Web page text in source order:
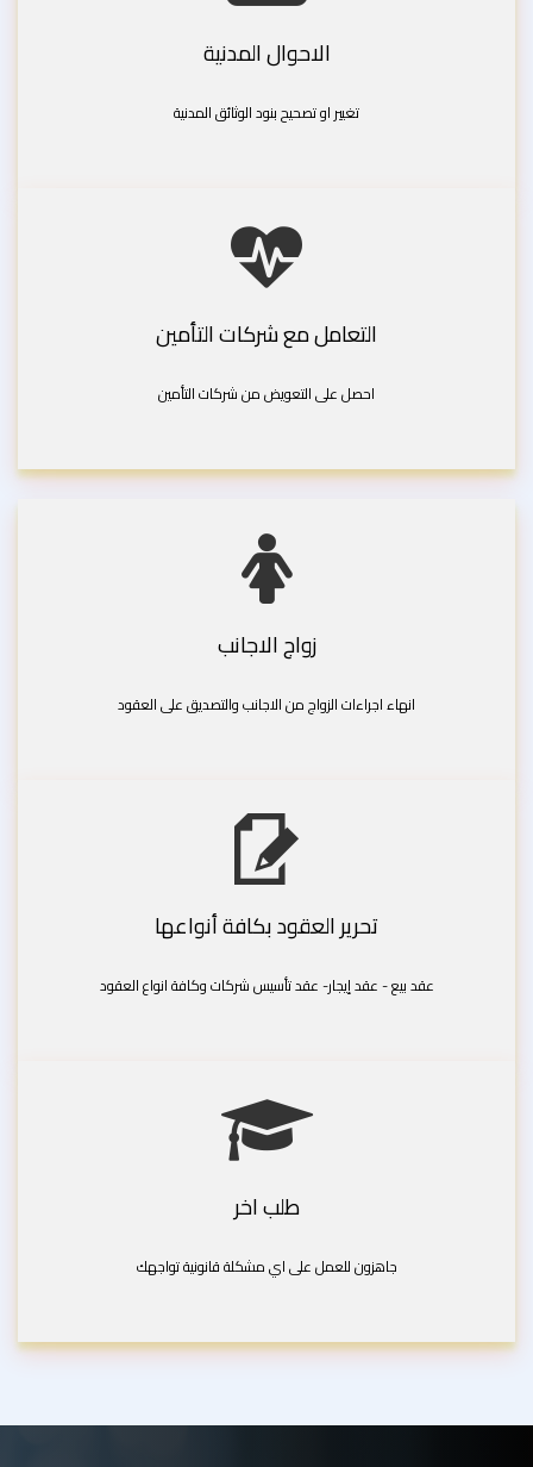
الاحوال المدنية
تغيير او تصحيح بنود الوثائق المدنية
التعامل مع شركات التأمين
احصل على التعويض من شركات التأمين
زواج الاجانب
انهاء اجراءات الزواج من الاجانب والتصديق على العقود
تحرير العقود بكافة أنواعها
عقد بيع - عقد إيجار- عقد تأسيس شركات وكافة انواع العقود
طلب اخر
جاهزون للعمل على اي مشكلة قانونية تواجهك